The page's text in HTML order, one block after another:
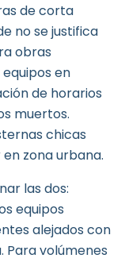
de corta
no se justifica
obras
en
de horarios
muertos.
chicas
zona urbana.
las dos:
equipos
alejados con
Para volúmenes